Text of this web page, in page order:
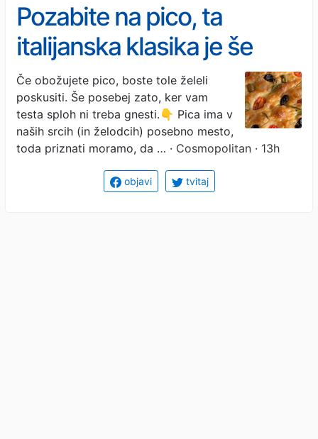
Pozabite na pico, ta
italijanska klasika je še
boljša za poletne večere
Če obožujete pico, boste tole želeli
poskusiti. Še posebej zato, ker vam
testa sploh ni treba gnesti.👇 Pica ima v
naših srcih (in želodcih) posebno mesto,
toda priznati moramo, da … · Cosmopolitan · 13h
objavi tvitaj